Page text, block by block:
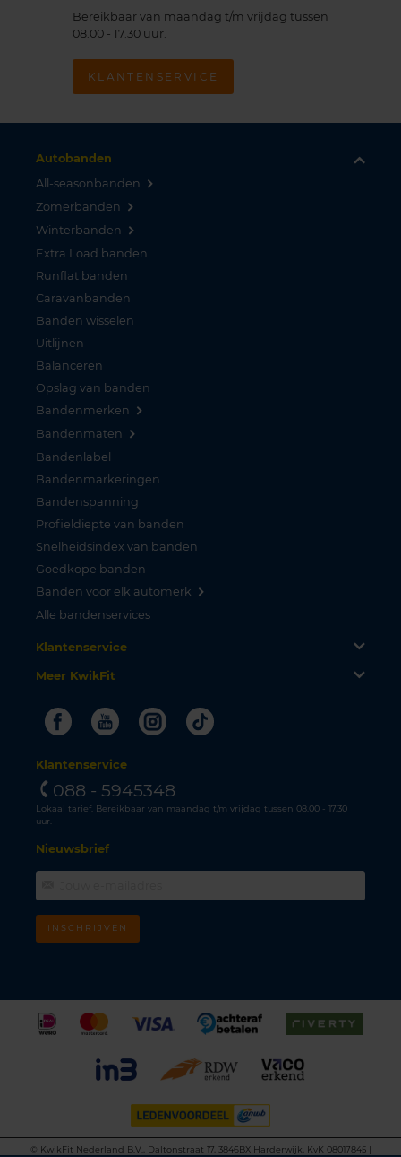
Bereikbaar van maandag t/m vrijdag tussen
08.00 - 17.30 uur.
KLANTENSERVICE
Autobanden
All-seasonbanden
Zomerbanden
Winterbanden
Extra Load banden
Runflat banden
Caravanbanden
Banden wisselen
Uitlijnen
Balanceren
Opslag van banden
Bandenmerken
Bandenmaten
Bandenlabel
Bandenmarkeringen
Bandenspanning
Profieldiepte van banden
Snelheidsindex van banden
Goedkope banden
Banden voor elk automerk
Alle bandenservices
Klantenservice
Meer KwikFit
FacebookYoutubeInstagram
Tiktok
Klantenservice
088 - 5945348
Lokaal tarief. Bereikbaar van maandag t/m vrijdag tussen 08.00 - 17.30
uur.
Nieuwsbrief
INSCHRIJVEN
©
KwikFit Nederland B.V., Daltonstraat 17, 3846BX Harderwijk, KvK 08017845 |